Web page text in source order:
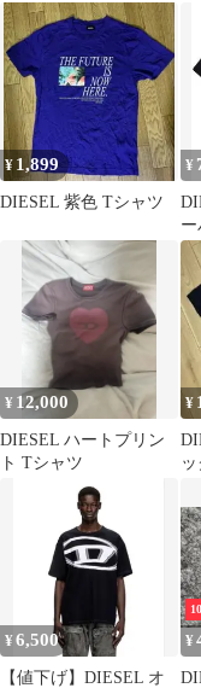
¥ 1,899
DIESEL 紫色 Tシャツ
¥
ー
T
¥ 12,000
DIESEL ハートプリン
ト Tシャツ
¥
¥6,500
【値下げ】DIESEL オ
¥